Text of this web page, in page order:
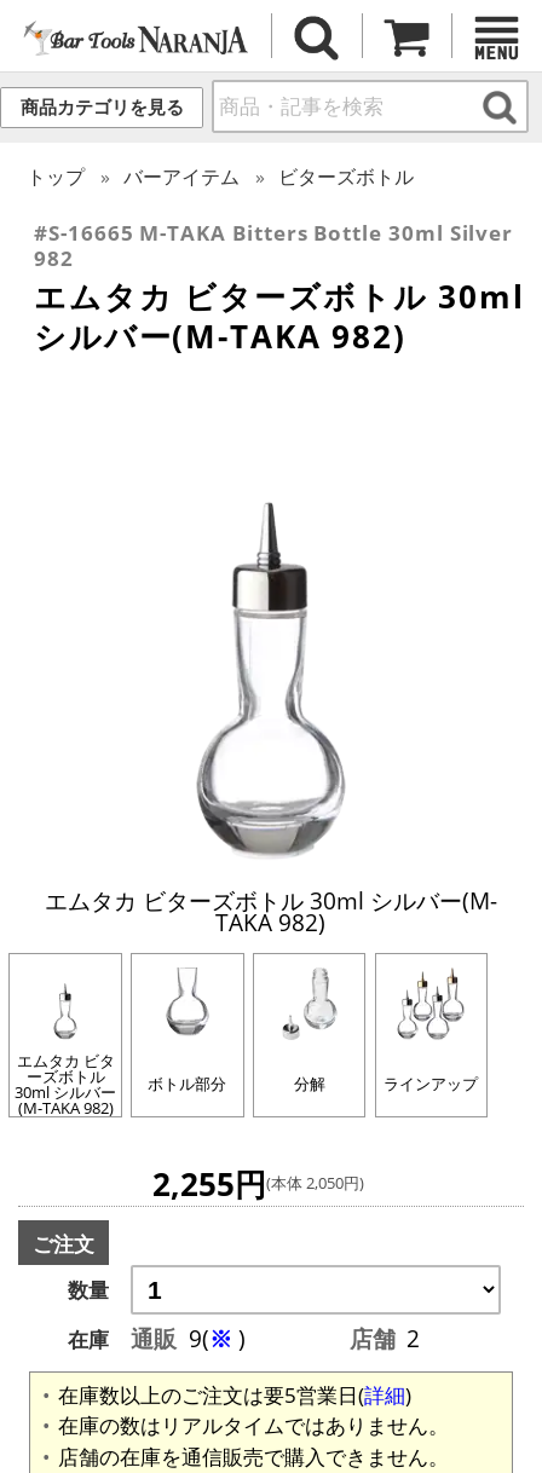
商品カテゴリを見る
トップ バーアイテム ビターズボトル
#S-16665 M-TAKA Bitters Bottle 30ml Silver
982
エムタカ ビターズボトル 30ml
シルバー(M-TAKA 982)
エムタカ ビターズボトル 30ml シルバー(M-
TAKA 982)
エムタカ ビタ
ーズボトル
30ml シルバー
(M-TAKA 982)
ボトル部分 分解 ラインアップ
2,255円(本体 2,050円)
ご注文
数量
在庫
通販 9(※ ) 店舗 2
在庫数以上のご注文は要5営業日(詳細)
在庫の数はリアルタイムではありません。
店舗の在庫を通信販売で購入できません。